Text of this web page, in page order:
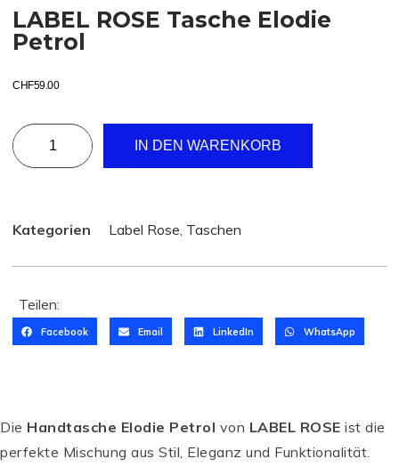
LABEL ROSE Tasche Elodie
Petrol
CHF59.00
IN DEN WARENKORB
Kategorien Label Rose Taschen
Teilen:
Facebook Email LinkedIn WhatsApp
Die Handtasche Elodie Petrol von LABEL ROSE ist die
perfekte Mischung aus Stil, Eleganz und Funktionalität.